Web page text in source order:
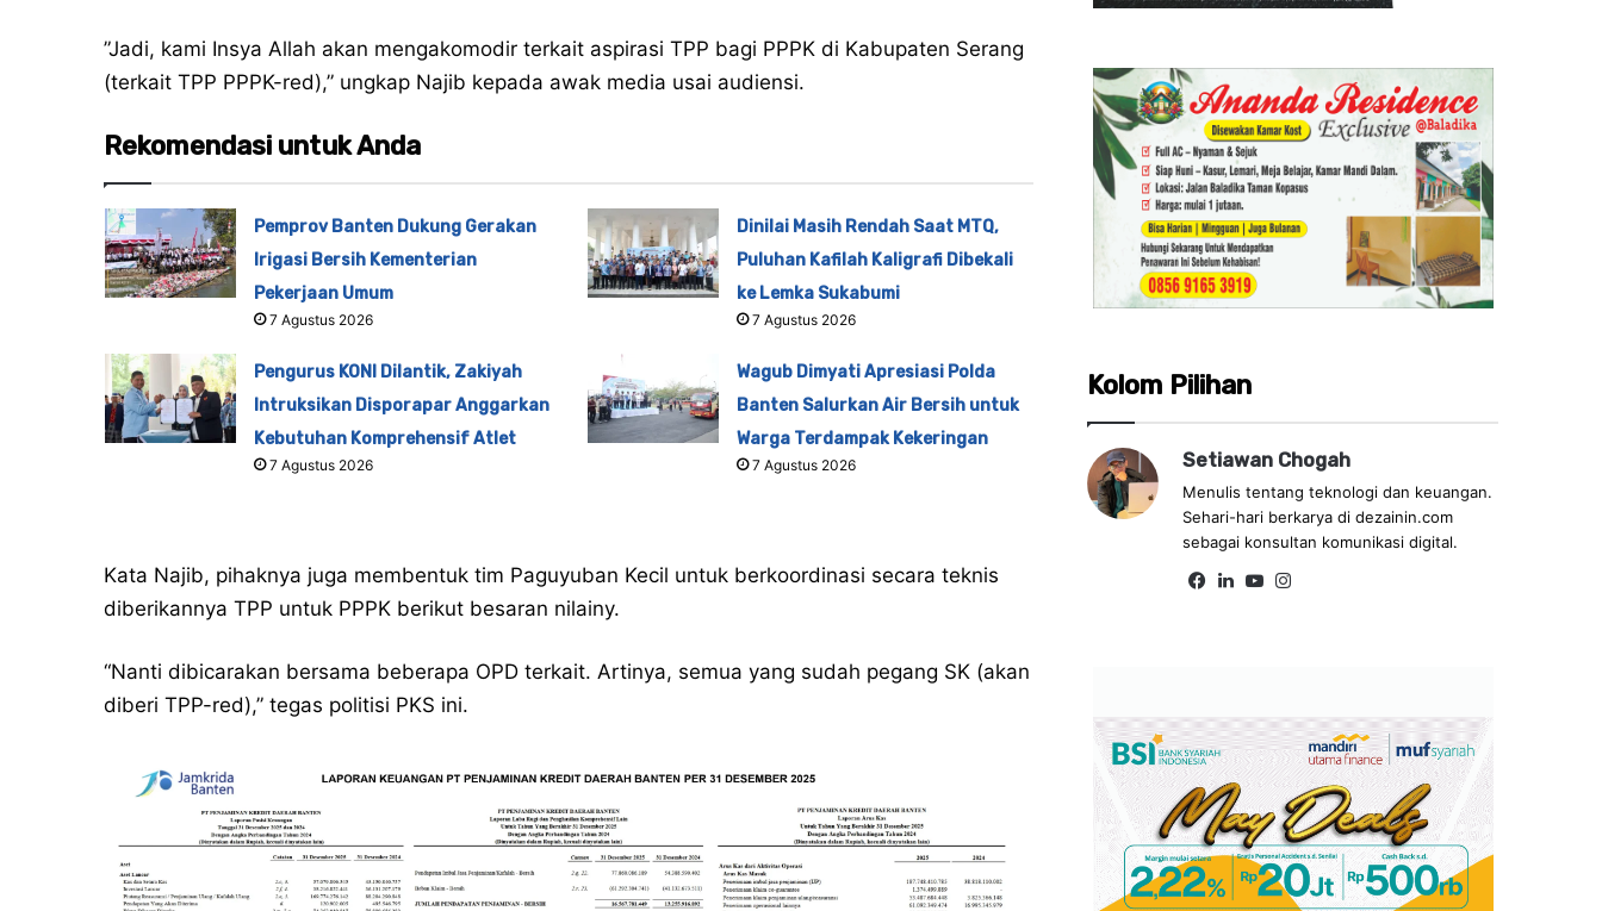
”Jadi, kami Insya Allah akan mengakomodir terkait aspirasi TPP bagi PPPK di Kabupaten Serang
(terkait TPP PPPK-red),” ungkap Najib kepada awak media usai audiensi.
Rekomendasi untuk Anda
Pemprov Banten Dukung Gerakan
Irigasi Bersih Kementerian
Pekerjaan Umum
7 Agustus 2026
Dinilai Masih Rendah Saat MTQ,
Puluhan Kafilah Kaligrafi Dibekali
ke Lemka Sukabumi
7 Agustus 2026
Pengurus KONI Dilantik, Zakiyah
Intruksikan Disporapar Anggarkan
Kebutuhan Komprehensif Atlet
7 Agustus 2026
Wagub Dimyati Apresiasi Polda
Banten Salurkan Air Bersih untuk
Warga Terdampak Kekeringan
7 Agustus 2026
Kata Najib, pihaknya juga membentuk tim Paguyuban Kecil untuk berkoordinasi secara teknis
diberikannya TPP untuk PPPK berikut besaran nilainy.
“Nanti dibicarakan bersama beberapa OPD terkait. Artinya, semua yang sudah pegang SK (akan
diberi TPP-red),” tegas politisi PKS ini.
Kolom Pilihan
Setiawan Chogah
Menulis tentang teknologi dan keuangan.
Sehari-hari berkarya di dezainin.com
sebagai konsultan komunikasi digital.
Fa Lin Yo